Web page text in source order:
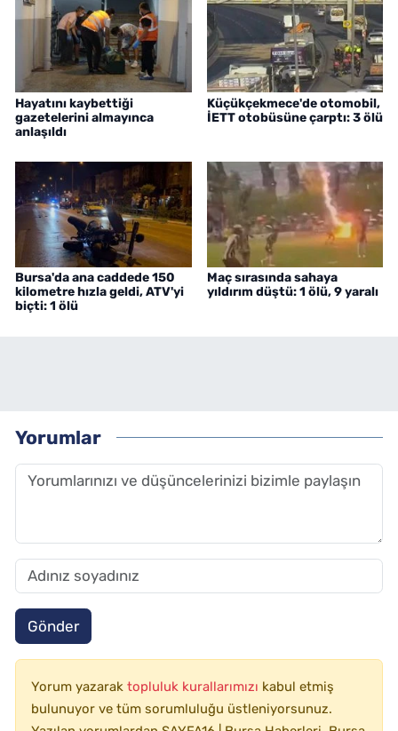
Hayatını kaybettiği
gazetelerini almayınca
anlaşıldı
Küçükçekmece'de otomobil,
İETT otobüsüne çarptı: 3 ölü
Bursa'da ana caddede 150
kilometre hızla geldi, ATV'yi
biçti: 1 ölü
Maç sırasında sahaya
yıldırım düştü: 1 ölü, 9 yaralı
Yorumlar
Gönder
Yorum yazarak topluluk kurallarımızı kabul etmiş
bulunuyor ve tüm sorumluluğu üstleniyorsunuz.